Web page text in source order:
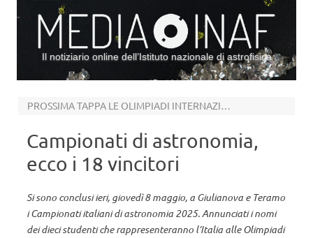
Il notiziario online dell’Istituto nazionale di astrofisica
PROSSIMA TAPPA LE OLIMPIADI INTERNAZIONALI, QUEST’ANNO IN ROMANIA E INDIA
Campionati di astronomia,
ecco i 18 vincitori
Si sono conclusi ieri, giovedì 8 maggio, a Giulianova e Teramo
i Campionati italiani di astronomia 2025. Annunciati i nomi
dei dieci studenti che rappresenteranno l’Italia alle Olimpiadi